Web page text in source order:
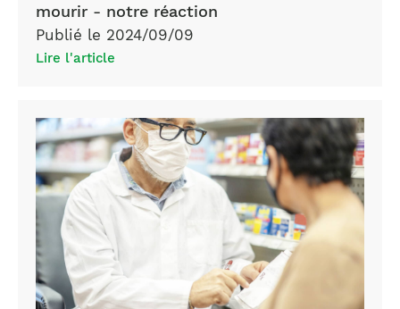
mourir - notre réaction
Publié le 2024/09/09
Lire l'article